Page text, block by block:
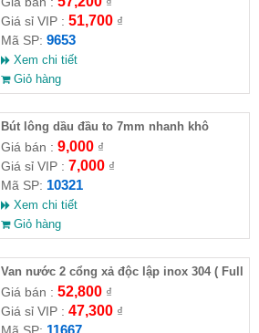
Giá sỉ VIP : 51,700₫
Mã SP: 9653
Xem chi tiết
Giỏ hàng
Bút lông dầu đầu to 7mm nhanh khô
Giá bán : 9,000₫
Giá sỉ VIP : 7,000₫
Mã SP: 10321
Xem chi tiết
Giỏ hàng
Van nước 2 cổng xả độc lập inox 304 ( Full
VAT )
Giá bán : 52,800₫
Giá sỉ VIP : 47,300₫